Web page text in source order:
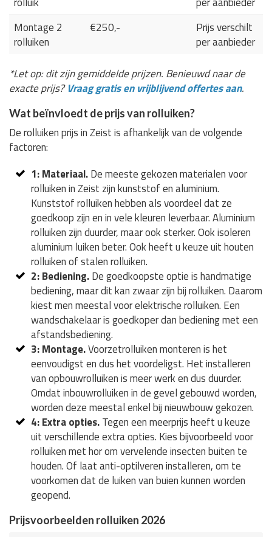
Montage 2
rolluiken
€250,-
Prijs verschilt
per aanbieder
*Let op: dit zijn gemiddelde prijzen. Benieuwd naar de
exacte prijs?Vraag gratis en vrijblijvend offertes aan.
Wat beïnvloedt de prijs van rolluiken?
De rolluiken prijs in Zeist is afhankelijk van de volgende
factoren:
1: Materiaal.De meeste gekozen materialen voor
rolluiken in Zeist zijn kunststof en aluminium.
Kunststof rolluiken hebben als voordeel dat ze
goedkoop zijn en in vele kleuren leverbaar. Aluminium
rolluiken zijn duurder, maar ook sterker. Ook isoleren
aluminium luiken beter. Ook heeft u keuze uit houten
rolluiken of stalen rolluiken.
2: Bediening.De goedkoopste optie is handmatige
bediening, maar dit kan zwaar zijn bij rolluiken. Daarom
kiest men meestal voor elektrische rolluiken. Een
wandschakelaar is goedkoper dan bediening met een
afstandsbediening.
3: Montage.Voorzetrolluiken monteren is het
eenvoudigst en dus het voordeligst. Het installeren
van opbouwrolluiken is meer werk en dus duurder.
Omdat inbouwrolluiken in de gevel gebouwd worden,
worden deze meestal enkel bij nieuwbouw gekozen.
4: Extra opties.Tegen een meerprijs heeft u keuze
uit verschillende extra opties. Kies bijvoorbeeld voor
rolluiken met hor om vervelende insecten buiten te
houden. Of laat anti-optilveren installeren, om te
voorkomen dat de luiken van buien kunnen worden
geopend.
Prijsvoorbeelden rolluiken 2026